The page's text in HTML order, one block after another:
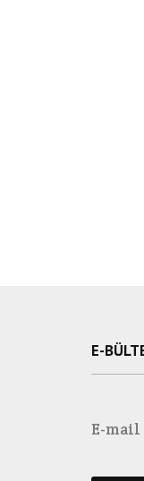
E-
E-mail